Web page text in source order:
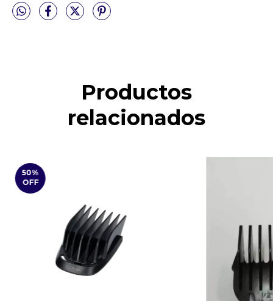
Productos
relacionados
50%
OFF